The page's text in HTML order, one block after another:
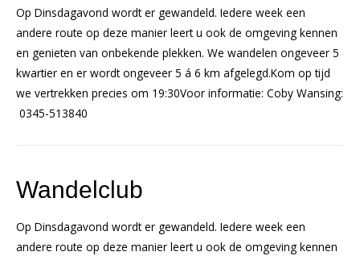
Op Dinsdagavond wordt er gewandeld. Iedere week een
andere route op deze manier leert u ook de omgeving kennen
en genieten van onbekende plekken. We wandelen ongeveer 5
kwartier en er wordt ongeveer 5 á 6 km afgelegd.Kom op tijd
we vertrekken precies om 19:30Voor informatie: Coby Wansing:
0345-513840
Wandelclub
Op Dinsdagavond wordt er gewandeld. Iedere week een
andere route op deze manier leert u ook de omgeving kennen